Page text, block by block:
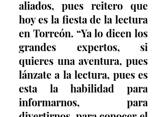
aliados, pues reitero que
hoy es la fiesta de la lectura
en Torreón. “Ya lo dicen los
grandes expertos, si
quieres una aventura, pues
lánzate a la lectura, pues es
esta la habilidad para
informarnos, para